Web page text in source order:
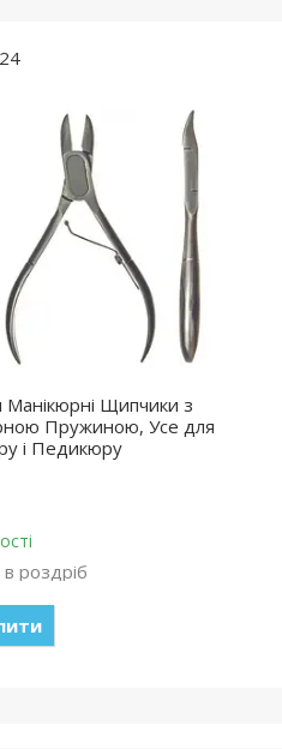
Манікюрні Щипчики з
Пружиною, Усе для
і Педикюру
роздріб